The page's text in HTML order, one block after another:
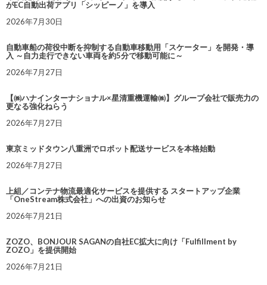
がEC自動出荷アプリ「シッピーノ」を導入
2026年7月30日
自動車船の荷役中断を抑制する自動車移動用「スケーター」を開発・導
入 ～自力走行できない車両を約5分で移動可能に～
2026年7月27日
【㈱ハナインターナショナル×星清重機運輸㈱】グループ会社で販売力の
更なる強化ねらう
2026年7月27日
東京ミッドタウン八重洲でロボット配送サービスを本格始動
2026年7月27日
上組／コンテナ物流最適化サービスを提供する スタートアップ企業
「OneStream株式会社」への出資のお知らせ
2026年7月21日
ZOZO、BONJOUR SAGANの自社EC拡大に向け「Fulfillment by
ZOZO」を提供開始
2026年7月21日